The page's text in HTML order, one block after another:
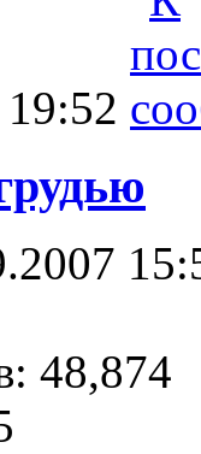
19:52
48,874